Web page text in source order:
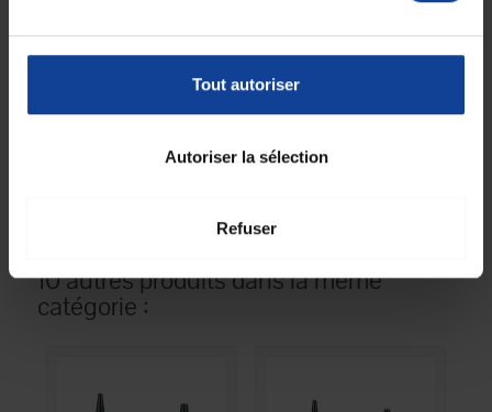
Tout autoriser
Autoriser la sélection
Refuser
Fiche technique
consommation
Boîte(s)
10 autres produits dans la même
catégorie :